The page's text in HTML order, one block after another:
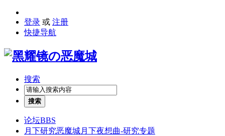
登录 或 注册
快捷导航
搜索
搜索
论坛BBS
月下研究恶魔城月下夜想曲-研究专题